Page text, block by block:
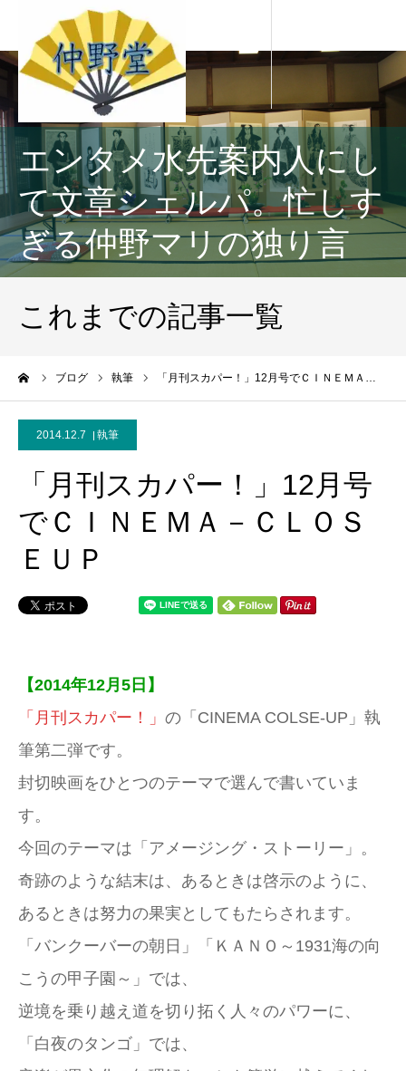
エンタメ水先案内人にし
て文章シェルパ。忙しす
ぎる仲野マリの独り言
これまでの記事一覧
ブログ 執筆 「月刊スカパー！」12月号でＣＩＮＥＭＡ…
2014.12.7 執筆
「月刊スカパー！」12月号
でＣＩＮＥＭＡ－ＣＬＯＳ
ＥＵＰ
【2014年12月5日】
「月刊スカパー！」 の「CINEMA COLSE-UP」執
筆第二弾です。
封切映画をひとつのテーマで選んで書いていま
す。
今回のテーマは「アメージング・ストーリー」。
奇跡のような結末は、あるときは啓示のように、
あるときは努力の果実としてもたらされます。
「バンクーバーの朝日」「ＫＡＮＯ～1931海の向
こうの甲子園～」では、
逆境を乗り越え道を切り拓く人々のパワーに、
「白夜のタンゴ」では、